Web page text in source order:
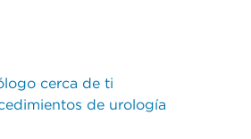
cerca de ti
de urología